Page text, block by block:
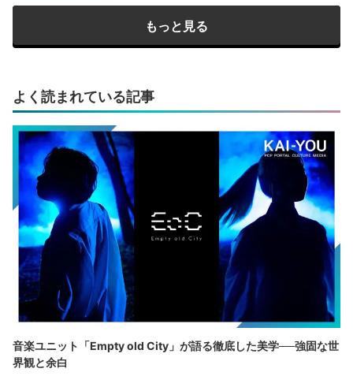
もっと見る
よく読まれている記事
音楽ユニット「Empty old City」が語る徹底した美学──強固な世
界観と余白